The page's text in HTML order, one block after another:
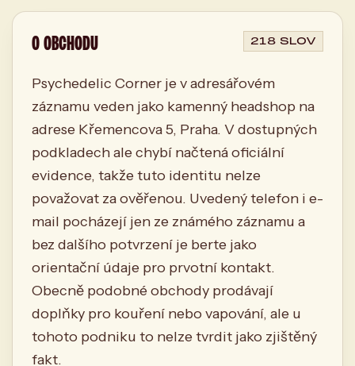
O OBCHODU 218 SLOV
Psychedelic Corner je v adresářovém
záznamu veden jako kamenný headshop na
adrese Křemencova 5, Praha. V dostupných
podkladech ale chybí načtená oficiální
evidence, takže tuto identitu nelze
považovat za ověřenou. Uvedený telefon i e-
mail pocházejí jen ze známého záznamu a
bez dalšího potvrzení je berte jako
orientační údaje pro prvotní kontakt.
Obecně podobné obchody prodávají
doplňky pro kouření nebo vapování, ale u
tohoto podniku to nelze tvrdit jako zjištěný
fakt.